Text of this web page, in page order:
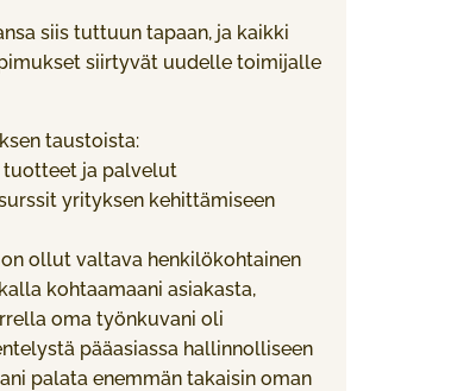
siis tuttuun tapaan, ja kaikki
siirtyvät uudelle toimijalle
taustoista:
tuotteet ja palvelut
yrityksen kehittämiseen
ollut valtava henkilökohtainen
kohtaamaani asiakasta,
oma työnkuvani oli
pääasiassa hallinnolliseen
palata enemmän takaisin oman